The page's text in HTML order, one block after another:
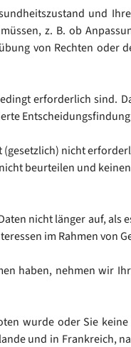
und
z. B. ob
von Rechten oder
erforderlich sind.
(gesetzlich) nicht
beurteilen und
nicht länger auf,
im Rahmen von
haben, nehmen wir
wurde oder Sie
und in Frankreich,